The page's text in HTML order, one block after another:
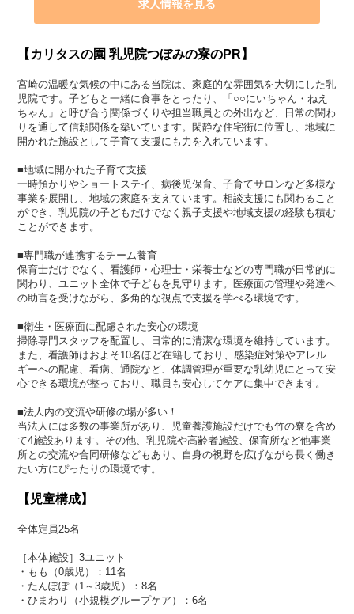
求人情報を見る
【カリタスの園 乳児院つぼみの寮のPR】
宮崎の温暖な気候の中にある当院は、家庭的な雰囲気を大切にした乳
児院です。子どもと一緒に食事をとったり、「○○にいちゃん・ねえ
ちゃん」と呼び合う関係づくりや担当職員との外出など、日常の関わ
りを通して信頼関係を築いています。閑静な住宅街に位置し、地域に
開かれた施設として子育て支援にも力を入れています。
■地域に開かれた子育て支援
一時預かりやショートステイ、病後児保育、子育てサロンなど多様な
事業を展開し、地域の家庭を支えています。相談支援にも関わること
ができ、乳児院の子どもだけでなく親子支援や地域支援の経験も積む
ことができます。
■専門職が連携するチーム養育
保育士だけでなく、看護師・心理士・栄養士などの専門職が日常的に
関わり、ユニット全体で子どもを見守ります。医療面の管理や発達へ
の助言を受けながら、多角的な視点で支援を学べる環境です。
■衛生・医療面に配慮された安心の環境
掃除専門スタッフを配置し、日常的に清潔な環境を維持しています。
また、看護師はおよそ10名ほど在籍しており、感染症対策やアレル
ギーへの配慮、看病、通院など、体調管理が重要な乳幼児にとって安
心できる環境が整っており、職員も安心してケアに集中できます。
■法人内の交流や研修の場が多い！
当法人には多数の事業所があり、児童養護施設だけでも竹の寮を含め
て4施設あります。その他、乳児院や高齢者施設、保育所など他事業
所との交流や合同研修などもあり、自身の視野を広げながら長く働き
たい方にぴったりの環境です。
【児童構成】
全体定員25名
［本体施設］3ユニット
・もも（0歳児）：11名
・たんぽぽ（1～3歳児）：8名
・ひまわり（小規模グループケア）：6名